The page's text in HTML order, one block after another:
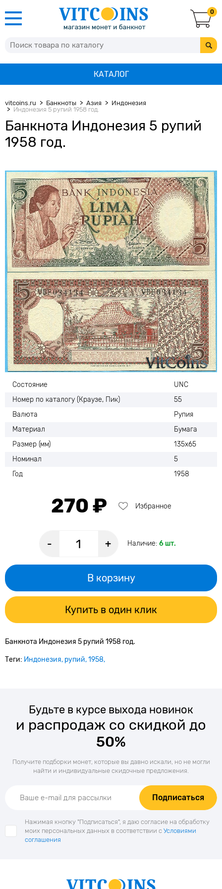
0
КАТАЛОГ
vitcoins.ru Банкноты Азия
Индонезия
Индонезия 5 рупий 1958 год.
Банкнота Индонезия 5 рупий
1958 год.
Состояние
UNC
Номер по каталогу (Краузе, Пик)
55
Валюта
Рупия
Материал
Бумага
Размер (мм)
135х65
Номинал
5
Год
1958
270 ₽ Избранное
- + Наличие: 6 шт.
В корзину
Купить в один клик
Банкнота Индонезия 5 рупий 1958 год.
Теги: Индонезия рупий 1958
Будьте в курсе выхода новинок
и распродаж со скидкой до
50%
Получите подборки монет, которые вы давно искали, но не могли
найти и индивидуальные скидочные предложения.
Подписаться
Нажимая кнопку "Подписаться", я даю согласие на обработку
моих персональных данных в соответствии с Условиями
соглашения